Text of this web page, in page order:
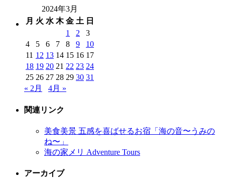
2024年3月
月 火 水 木 金 土 日
1
2
3
4
5 6 7 8 9
10
11 12 13 14 15 16 17
18 19 20 21 22 23 24
25 26 27 28 29 30 31
« 2月
4月 »
関連リンク
美食美景 五感を喜ばせるお宿「海の音〜うみの
ね〜」
海の家メリ Adventure Tours
アーカイブ